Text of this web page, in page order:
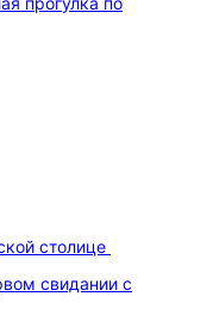
столице
свидании с